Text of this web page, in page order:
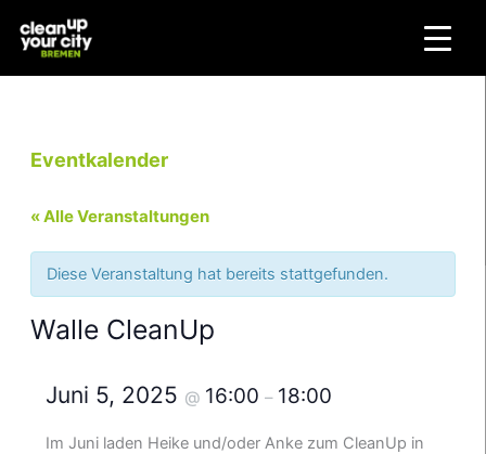
Inhalt
springen
Eventkalender
« Alle Veranstaltungen
Diese Veranstaltung hat bereits stattgefunden.
Walle CleanUp
Juni 5, 2025 @ 16:00– 18:00
Im Juni laden Heike und/oder Anke zum CleanUp in